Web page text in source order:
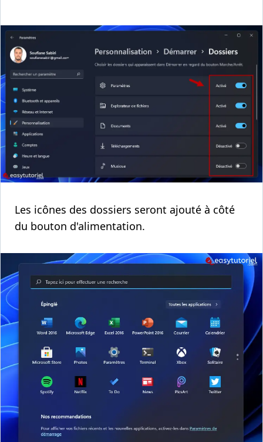
Les icônes des dossiers seront ajouté à côté
du bouton d'alimentation.